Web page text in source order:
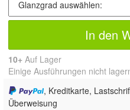
In den
10+ Auf Lager
Einige Ausführungen nicht
, Kreditkarte,
Überweisung